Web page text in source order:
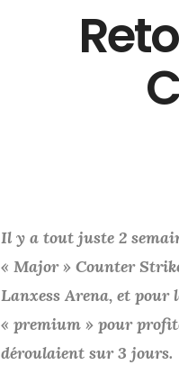
Il y a tout juste 2
« Major » Counter
Lanxess Arena, et pour
« premium » pour
déroulaient sur 3 jours.